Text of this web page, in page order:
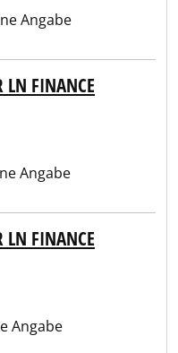
Angabe
LN FINANCE
Angabe
LN FINANCE
Angabe